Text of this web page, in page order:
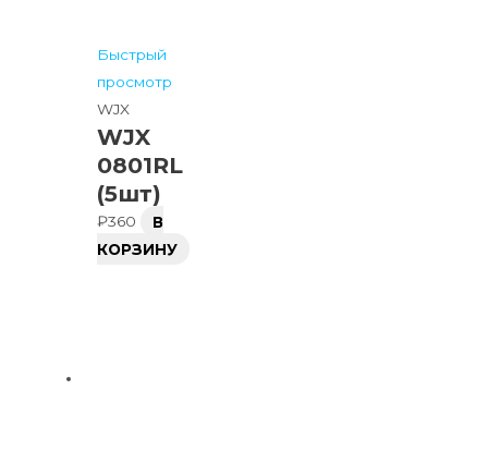
Быстрый
просмотр
WJX
WJX
0801RL
(5шт)
₽360
В
КОРЗИНУ